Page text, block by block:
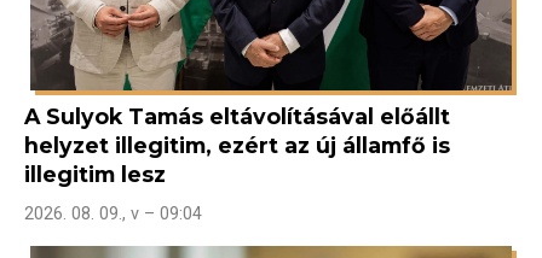
A Sulyok Tamás eltávolításával előállt
helyzet illegitim, ezért az új államfő is
illegitim lesz
2026. 08. 09., v – 09:04